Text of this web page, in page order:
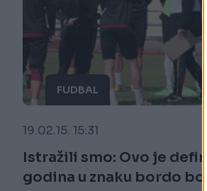
FUDBAL
19.02.15. 15:31
Istražili smo: Ovo je
godina u znaku bordo